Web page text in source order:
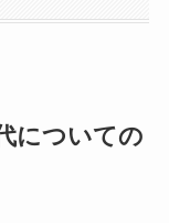
についての